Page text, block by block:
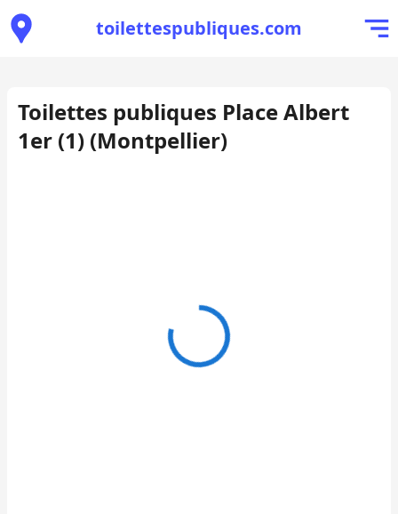
toilettespubliques.com
Toilettes publiques Place Albert
1er (1) (Montpellier)